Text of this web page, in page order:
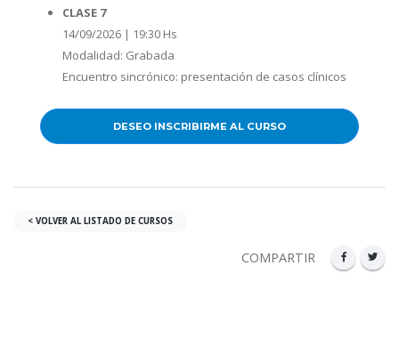
CLASE 7
14/09/2026 | 19:30 Hs
Modalidad: Grabada
Encuentro sincrónico: presentación de casos clínicos
DESEO INSCRIBIRME AL CURSO
< VOLVER AL LISTADO DE CURSOS
COMPARTIR